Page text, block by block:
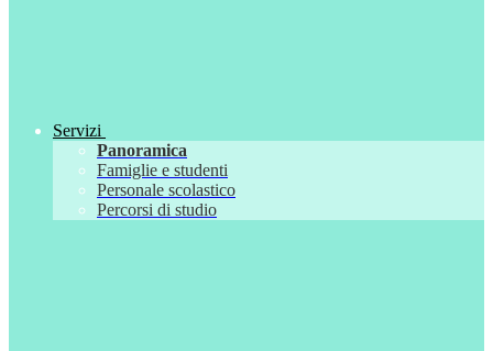
Servizi
Panoramica
Famiglie e studenti
Personale scolastico
Percorsi di studio